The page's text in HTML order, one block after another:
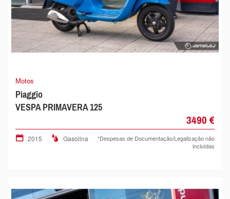
Motos
Piaggio
VESPA PRIMAVERA 125
3490 €
2015 Gasolina
*Despesas de Documentação/Legalização não
incluídas